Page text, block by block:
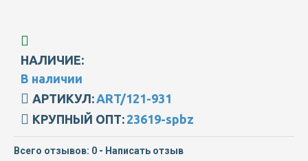
НАЛИЧИЕ:
В наличии
АРТИКУЛ: ART/121-931
КРУПНЫЙ ОПТ: 23619-spbz
Всего отзывов: 0 - Написать отзыв